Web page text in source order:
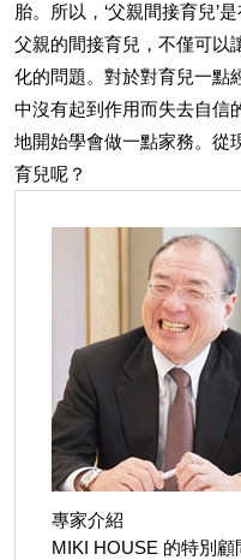
胎。所以，‘父親間接育兒’
父親的間接育兒，不僅可以
化的問題。對於對育兒一點
中沒有起到作用而失去自信
地開始學會做一點家務。從
育兒呢？
專家介紹
MIKI HOUSE 的特別